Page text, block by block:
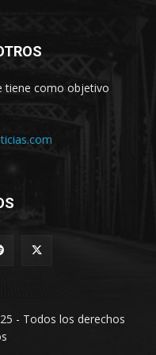
tiene como objetivo
- Todos los derechos